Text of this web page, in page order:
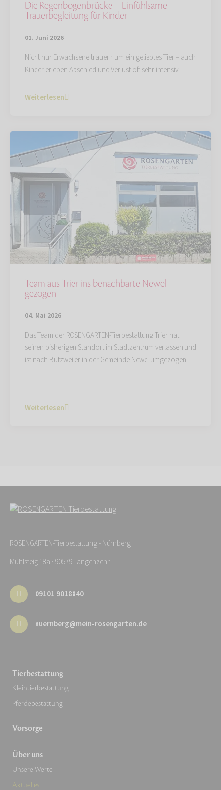
Die Regenbogenbrücke – Einfühlsame
Trauerbegleitung für Kinder
01. Juni 2026
Nicht nur Erwachsene trauern um ein geliebtes Tier – auch
Kinder erleben Abschied und Verlust oft sehr intensiv.
Weiterlesen
Team aus Trier ins benachbarte Newel
gezogen
04. Mai 2026
Das Team der ROSENGARTEN-Tierbestattung Trier hat
seinen bisherigen Standort im Stadtzentrum verlassen und
ist nach Butzweiler in der Gemeinde Newel umgezogen.
Weiterlesen
ROSENGARTEN-Tierbestattung - Nürnberg
Mühlsteig 18a · 90579 Langenzenn
09101 9018840
nuernberg@mein-rosengarten.de
Tierbestattung
Kleintierbestattung
Pferdebestattung
Vorsorge
Über uns
Unsere Werte
Aktuelles